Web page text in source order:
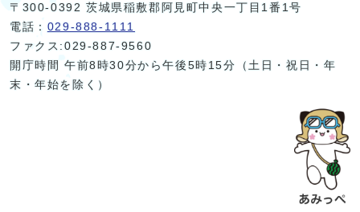
〒300-0392 茨城県稲敷郡阿見町中央一丁目1番1号
電話： 029-888-1111
ファクス:029-887-9560
開庁時間 午前8時30分から午後5時15分（土日・祝日・年
末・年始を除く）